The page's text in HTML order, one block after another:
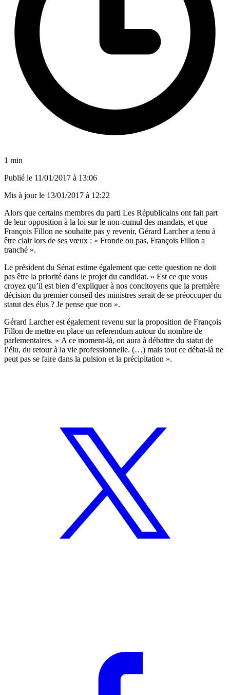
1 min
Publié le 11/01/2017 à 13:06
Mis à jour le 13/01/2017 à 12:22
Alors que certains membres du parti Les Républicains ont fait part
de leur opposition à la loi sur le non-cumul des mandats, et que
François Fillon ne souhaite pas y revenir, Gérard Larcher a tenu à
être clair lors de ses vœux : « Fronde ou pas, François Fillon a
tranché ».
Le président du Sénat estime également que cette question ne doit
pas être la priorité dans le projet du candidat. « Est ce que vous
croyez qu’il est bien d’expliquer à nos concitoyens que la première
décision du premier conseil des ministres serait de se préoccuper du
statut des élus ? Je pense que non ».
Gérard Larcher est également revenu sur la proposition de François
Fillon de mettre en place un referendum autour du nombre de
parlementaires. « A ce moment-là, on aura à débattre du statut de
l’élu, du retour à la vie professionnelle. (…) mais tout ce débat-là ne
peut pas se faire dans la pulsion et la précipitation ».